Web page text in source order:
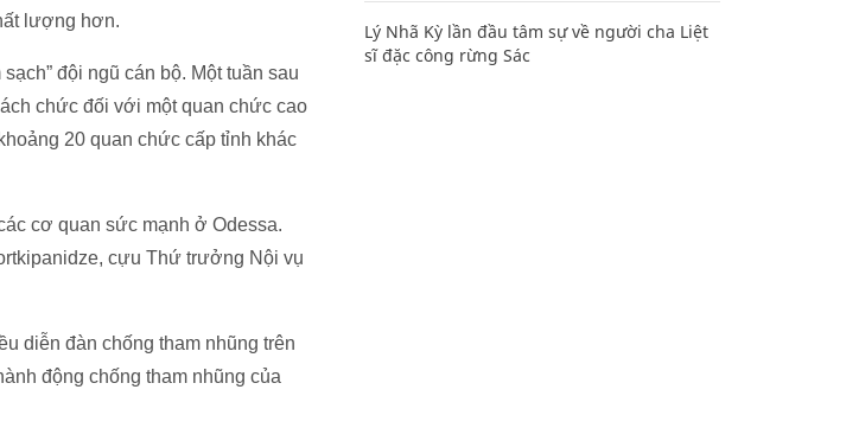
lượng hơn.
đội ngũ cán bộ. Một tuần sau
chức đối với một quan chức cao
20 quan chức cấp tỉnh khác
cơ quan sức mạnh ở Odessa.
cựu Thứ trưởng Nội vụ
diễn đàn chống tham nhũng trên
động chống tham nhũng của
Lý Nhã Kỳ lần đầu tâm sự về người cha Liệt
sĩ đặc công rừng Sác